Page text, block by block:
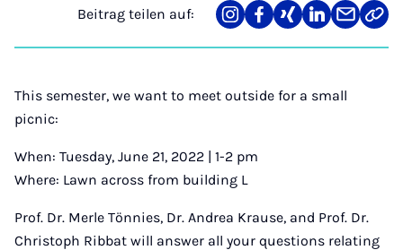
Beitrag teilen auf:
Teilen
auf
Teilen
auf
Teilen
auf
Teilen
auf
Teilen
über
Mail
Link
This semester, we want to meet outside for a small
picnic:
When: Tuesday, June 21, 2022 | 1-2 pm
Where: Lawn across from building L
Prof. Dr. Merle Tönnies, Dr. Andrea Krause, and Prof. Dr.
Christoph Ribbat will answer all your questions relating